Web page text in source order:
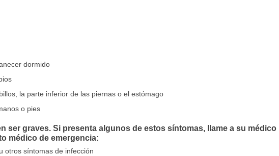
dormido
la parte inferior de las piernas o el estómago
o pies
ser graves. Si presenta algunos de estos síntomas, llame a su médico
médico de emergencia:
otros síntomas de infección